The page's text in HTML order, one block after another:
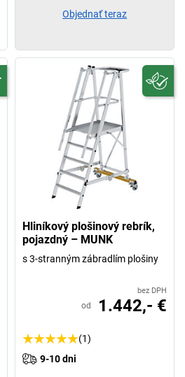
Hliníkový plošinový rebrík,
pojazdný – MUNK
s 3-stranným zábradlím plošiny
bez DPH
od 1.442,- €
(1)
9-10 dni
Objednať teraz